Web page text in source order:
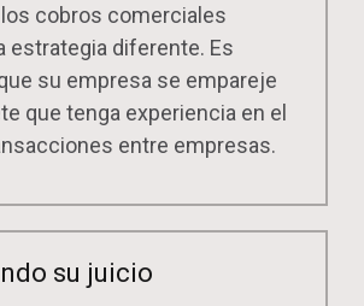
cobros comerciales
estrategia diferente. Es
su empresa se empareje
que tenga experiencia en el
entre empresas.
su juicio